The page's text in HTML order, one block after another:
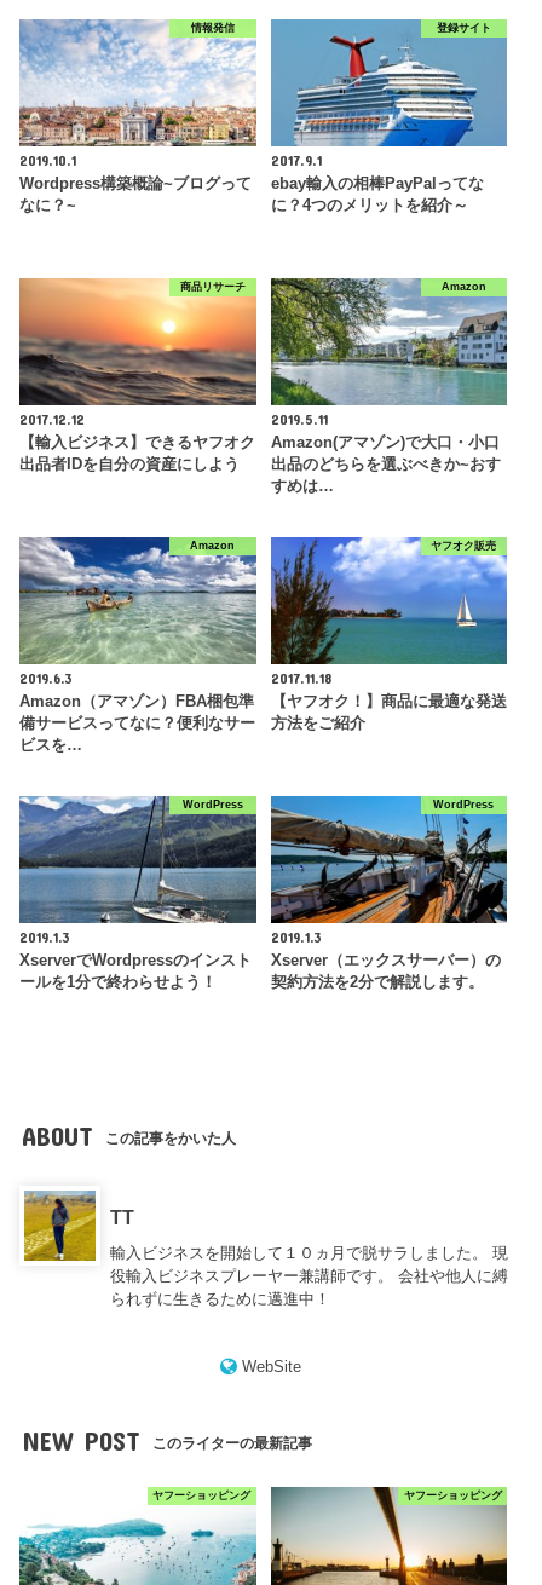
情報発信
2019.10.1
Wordpress構築概論~ブログって
なに？~
登録サイト
2017.9.1
ebay輸入の相棒PayPalってな
に？4つのメリットを紹介～
商品リサーチ
2017.12.12
【輸入ビジネス】できるヤフオク
出品者IDを自分の資産にしよう
Amazon
2019.5.11
Amazon(アマゾン)で大口・小口
出品のどちらを選ぶべきか~おす
すめは…
Amazon
2019.6.3
Amazon（アマゾン）FBA梱包準
備サービスってなに？便利なサー
ビスを…
ヤフオク販売
2017.11.18
【ヤフオク！】商品に最適な発送
方法をご紹介
WordPress
2019.1.3
XserverでWordpressのインスト
ールを1分で終わらせよう！
WordPress
2019.1.3
Xserver（エックスサーバー）の
契約方法を2分で解説します。
ABOUT この記事をかいた人
TT
輸入ビジネスを開始して１０ヵ月で脱サラしました。 現
役輸入ビジネスプレーヤー兼講師です。 会社や他人に縛
られずに生きるために邁進中！
WebSite
NEW POST このライターの最新記事
ヤフーショッピング ヤフーショッピング